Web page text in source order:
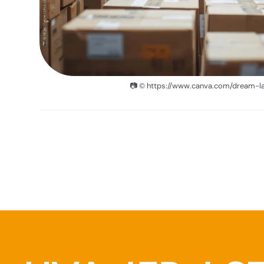
📷 © https://www.canva.com/dream-